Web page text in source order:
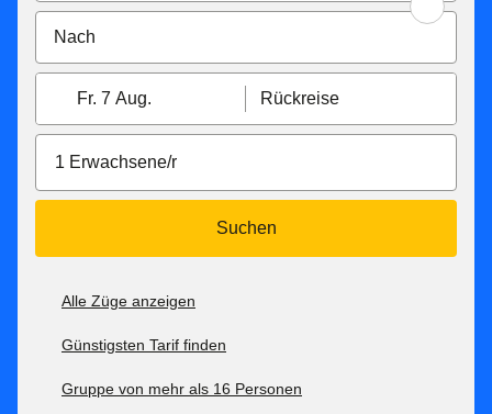
Fr. 7 Aug. Rückreise
1 Erwachsene/r
Suchen
Alle Züge anzeigen
Günstigsten Tarif finden
Gruppe von mehr als 16 Personen